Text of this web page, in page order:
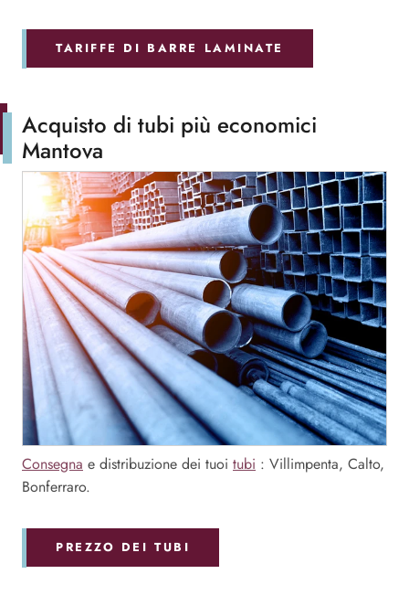
TARIFFE DI BARRE LAMINATE
Acquisto di tubi più economici
Mantova
Consegna e distribuzione dei tuoi tubi : Villimpenta, Calto,
Bonferraro.
PREZZO DEI TUBI